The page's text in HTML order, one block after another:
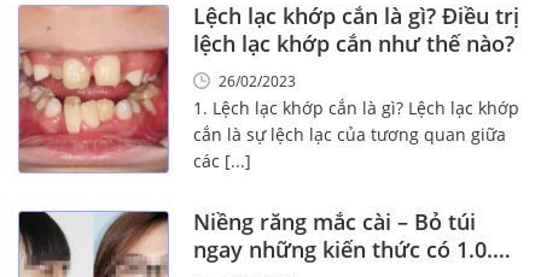
Lệch lạc khớp cắn là gì? Điều trị
lệch lạc khớp cắn như thế nào?
26/02/2023
1. Lệch lạc khớp cắn là gì? Lệch lạc khớp
cắn là sự lệch lạc của tương quan giữa
các [...]
Niềng răng mắc cài – Bỏ túi
ngay những kiến thức có 1.0.2